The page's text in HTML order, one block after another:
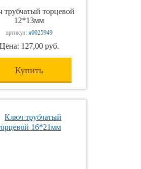
трубчатый торцевой
12*13мм
артикул: я0025949
Цена: 127,00 руб.
Купить